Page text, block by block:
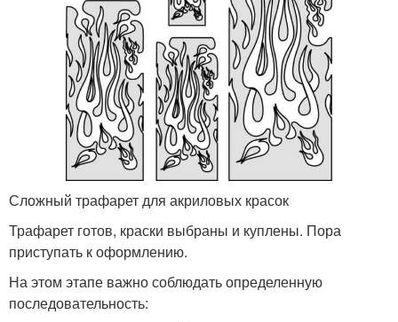
Сложный трафарет для акриловых красок
Трафарет готов, краски выбраны и куплены. Пора
приступать к оформлению.
На этом этапе важно соблюдать определенную
последовательность: